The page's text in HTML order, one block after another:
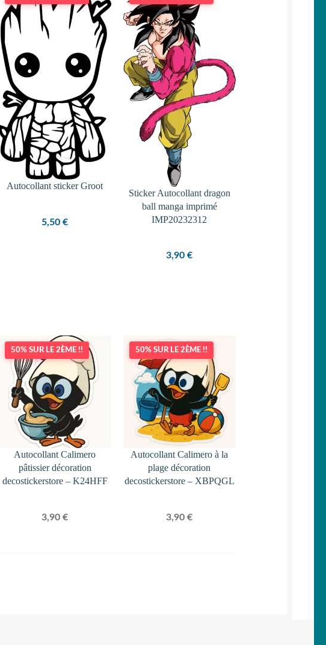
Autocollant sticker Groot
5,50€
Sticker Autocollant dragon
ball manga imprimé
IMP20232312
3,90€
50% SUR LE 2ÈME !!
Autocollant Calimero
pâtissier décoration
decostickerstore – K24HFF
3,90€
50% SUR LE 2ÈME !!
Autocollant Calimero à la
plage décoration
decostickerstore – XBPQGL
3,90€